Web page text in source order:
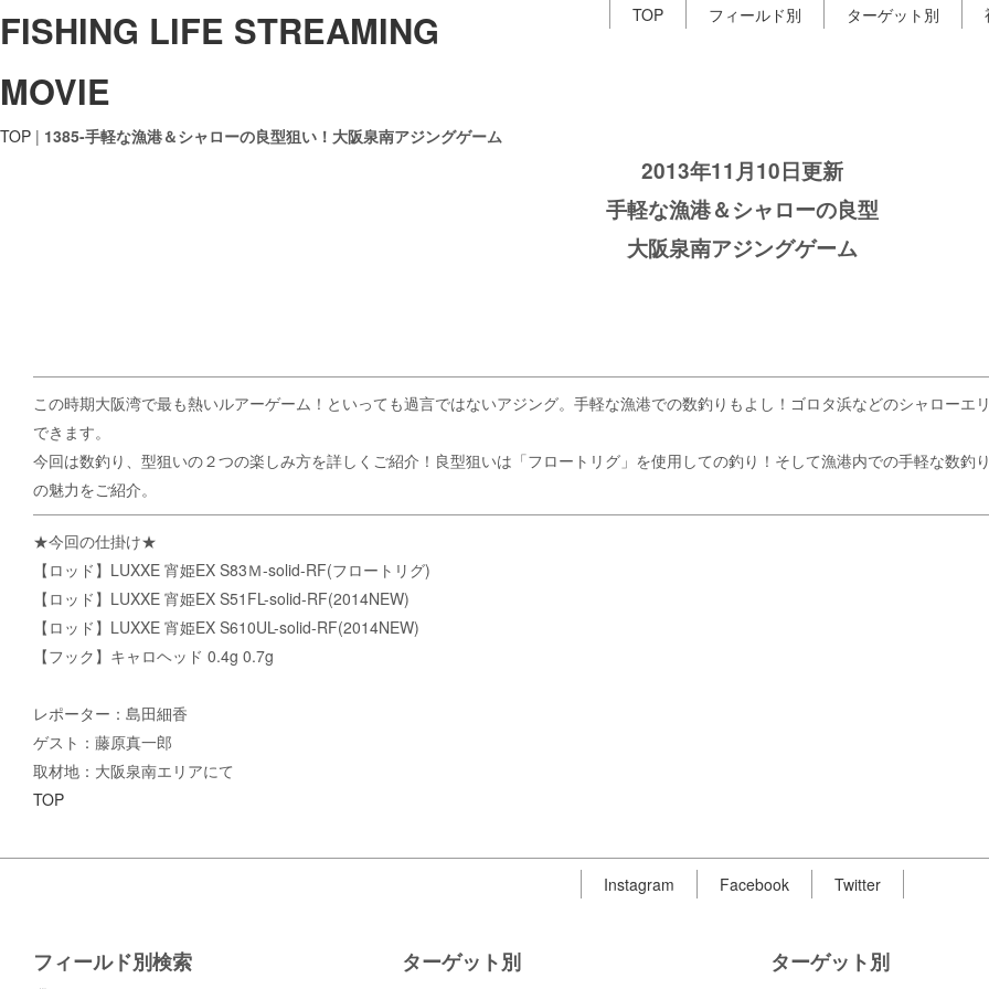
FISHING LIFE STREAMING
MOVIE
TOP フィールド別 ターゲット別
TOP | 1385-手軽な漁港＆シャローの良型狙い！大阪泉南アジングゲーム
2013年11月10日更新
手軽な漁港＆シャローの良型
大阪泉南アジングゲーム
この時期大阪湾で最も熱いルアーゲーム！といっても過言ではないアジング。手軽な漁港での数釣りもよし！ゴロタ浜などのシャロー
できます。
今回は数釣り、型狙いの２つの楽しみ方を詳しくご紹介！良型狙いは「フロートリグ」を使用しての釣り！そして漁港内での手軽な数
の魅力をご紹介。
★今回の仕掛け★
【ロッド】LUXXE 宵姫EX S83Ｍ-solid-RF(フロートリグ)
【ロッド】LUXXE 宵姫EX S51FL-solid-RF(2014NEW)
【ロッド】LUXXE 宵姫EX S610UL-solid-RF(2014NEW)
【フック】キャロヘッド 0.4g 0.7g
レポーター：島田細香
ゲスト：藤原真一郎
取材地：大阪泉南エリアにて
TOP
Instagram Facebook Twitter
フィールド別検索 ターゲット別 ターゲット別